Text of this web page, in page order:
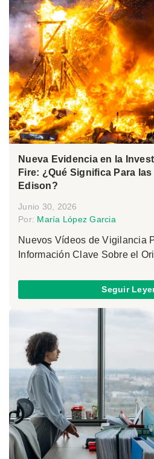
Nueva Evidencia en la
Fire: ¿Qué Significa Para
Edison?
Junio 30, 2026
Por: María López Garcia
Nuevos Vídeos de Vigilancia
Información Clave Sobre el
Seguir